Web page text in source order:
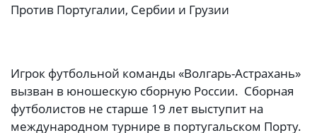
Против Португалии, Сербии и Грузии
Игрок футбольной команды «Волгарь-Астрахань»
вызван в юношескую сборную России. Сборная
футболистов не старше 19 лет выступит на
международном турнире в португальском Порту.